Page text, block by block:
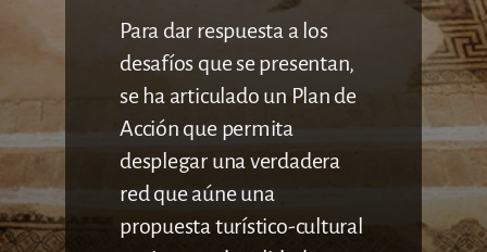
Para dar respuesta a los
desafíos que se presentan,
se ha articulado un Plan de
Acción que permita
desplegar una verdadera
red que aúne una
propuesta turístico-cultural